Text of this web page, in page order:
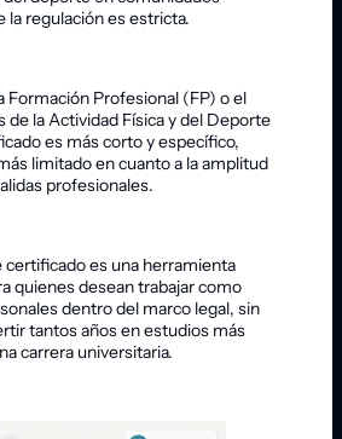
la regulación es estricta.
Formación Profesional (FP) o el
de la Actividad Física y del Deporte
es más corto y específico,
limitado en cuanto a la amplitud
profesionales.
certificado es una herramienta
quienes desean trabajar como
dentro del marco legal, sin
tantos años en estudios más
carrera universitaria.